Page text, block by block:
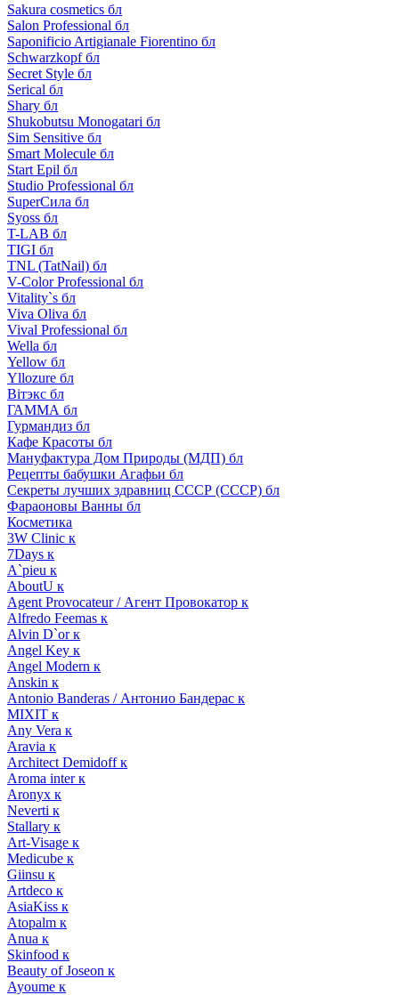
Sakura cosmetics бл
Salon Professional бл
Saponificio Artigianale Fiorentino бл
Schwarzkopf бл
Secret Style бл
Serical бл
Shary бл
Shukobutsu Monogatari бл
Sim Sensitive бл
Smart Molecule бл
Start Epil бл
Studio Professional бл
SuperСила бл
Syoss бл
T-LAB бл
TIGI бл
TNL (TatNail) бл
V-Color Professional бл
Vitality`s бл
Viva Oliva бл
Vival Professional бл
Wella бл
Yellow бл
Yllozure бл
Вiтэкс бл
ГАММА бл
Гурмандиз бл
Кафе Красоты бл
Мануфактура Дом Природы (МДП) бл
Рецепты бабушки Агафьи бл
Секреты лучших здравниц СССР (СССР) бл
Фараоновы Ванны бл
Косметика
3W Clinic к
7Days к
A`pieu к
AboutU к
Agent Provocateur / Агент Провокатор к
Alfredo Feemas к
Alvin D`or к
Angel Key к
Angel Modern к
Anskin к
Antonio Banderas / Антонио Бандерас к
MIXIT к
Any Vera к
Aravia к
Architect Demidoff к
Aroma inter к
Aronyx к
Neverti к
Stallary к
Art-Visage к
Medicube к
Giinsu к
Artdeco к
AsiaKiss к
Atopalm к
Anua к
Skinfood к
Beauty of Joseon к
Ayoume к